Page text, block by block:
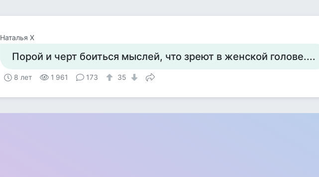
Наталья Х
Порой и черт боиться мыслей, что зреют в женской голове....
8 лет 1 961 173 35